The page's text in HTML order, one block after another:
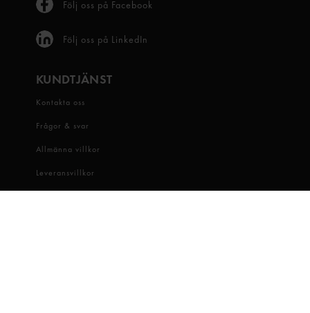
Följ oss på Facebook
Följ oss på LinkedIn
KUNDTJÄNST
Kontakta oss
Frågor & svar
Allmänna villkor
Leveransvillkor